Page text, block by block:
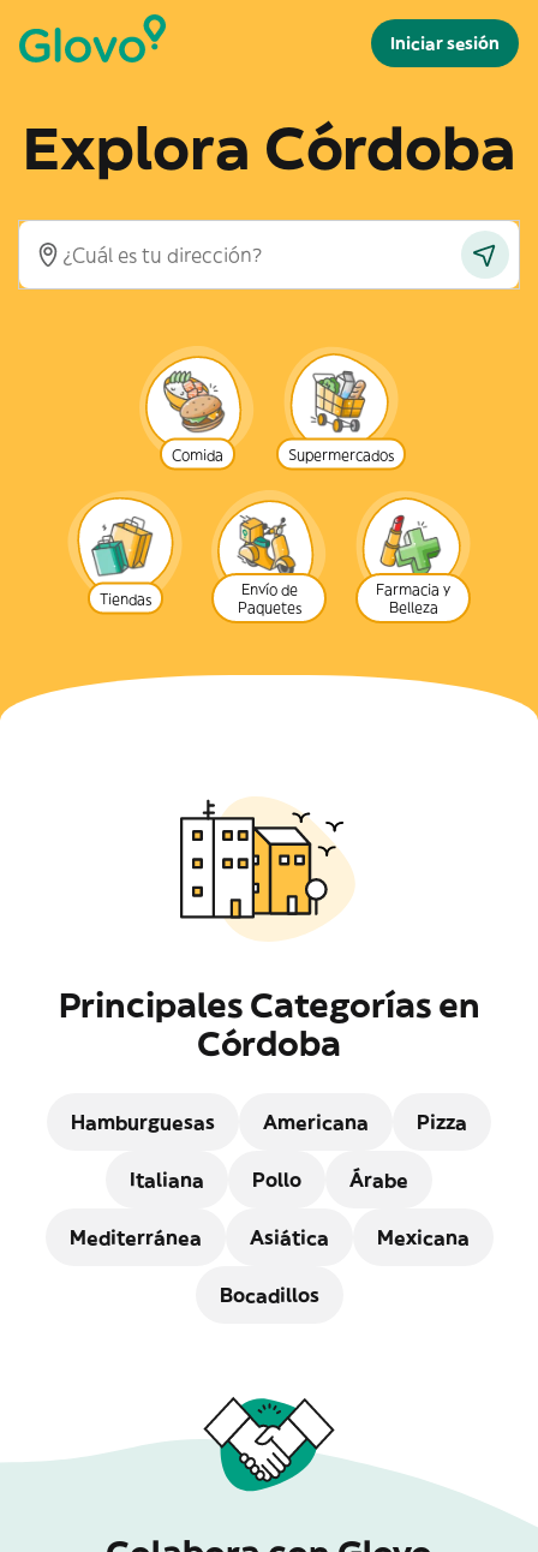
Iniciar sesión
Explora Córdoba
Comida Supermercados
Tiendas
Envío de
Paquetes
Farmacia y
Belleza
Principales Categorías en
Córdoba
Hamburguesas Americana Pizza
Italiana Pollo Árabe
Mediterránea Asiática Mexicana
Bocadillos